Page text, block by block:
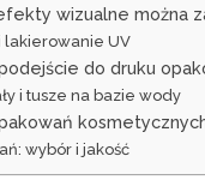
wizualne można
lakierowanie UV
do druku
i tusze na bazie wody
wybór i jakość